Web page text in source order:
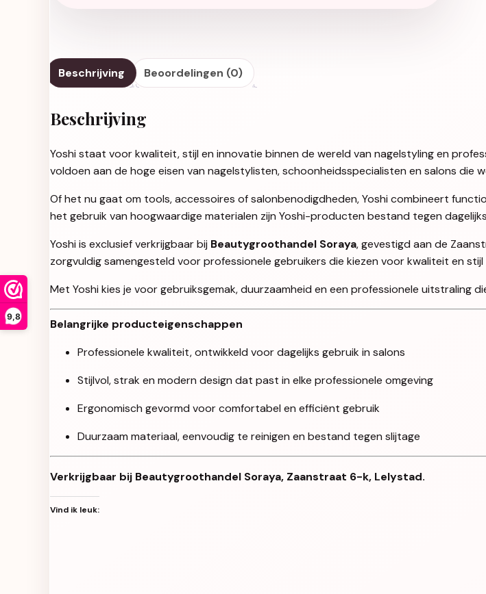
9,8
Beschrijving Beoordelingen (0)
Beschrijving
Yoshi staat voor kwaliteit, stijl en innovatie binnen de wereld van nagelstyling en
voldoen aan de hoge eisen van nagelstylisten, schoonheidsspecialisten en salons
Of het nu gaat om tools, accessoires of salonbenodigdheden, Yoshi combineert
het gebruik van hoogwaardige materialen zijn Yoshi-producten bestand tegen
Yoshi is exclusief verkrijgbaar bij Beautygroothandel Soraya, gevestigd aan de
zorgvuldig samengesteld voor professionele gebruikers die kiezen voor kwaliteit en stijl
Met Yoshi kies je voor gebruiksgemak, duurzaamheid en een professionele uitstraling
Belangrijke producteigenschappen
Professionele kwaliteit, ontwikkeld voor dagelijks gebruik in salons
Stijlvol, strak en modern design dat past in elke professionele omgeving
Ergonomisch gevormd voor comfortabel en efficiënt gebruik
Duurzaam materiaal, eenvoudig te reinigen en bestand tegen slijtage
Verkrijgbaar bij Beautygroothandel Soraya, Zaanstraat 6-k, Lelystad.
Vind ik leuk: